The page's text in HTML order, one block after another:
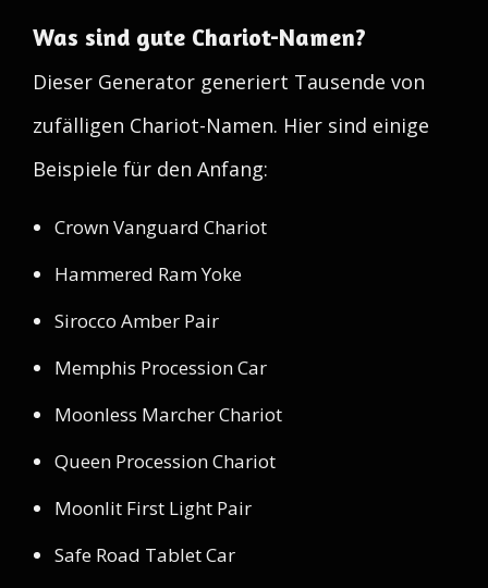
Was sind gute Chariot-Namen?
Dieser Generator generiert Tausende von
zufälligen Chariot-Namen. Hier sind einige
Beispiele für den Anfang:
Crown Vanguard Chariot
Hammered Ram Yoke
Sirocco Amber Pair
Memphis Procession Car
Moonless Marcher Chariot
Queen Procession Chariot
Moonlit First Light Pair
Safe Road Tablet Car